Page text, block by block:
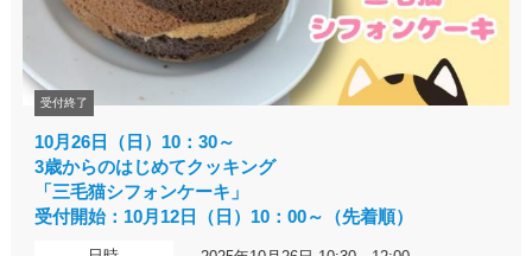
受付終了
10月26日（日）10：30～
3歳からのはじめてクッキング
「三毛猫シフォンケーキ」
受付開始：10月12日（日）10：00～（先着順）